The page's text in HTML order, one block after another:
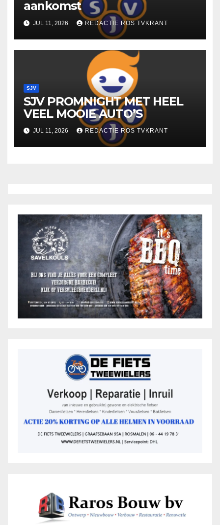
aankomst
JUL 11, 2026 REDACTIE ROS TVKRANT
SJV
SJV PROMNIGHT MET HEEL
VEEL MOOIE AUTO’S
JUL 11, 2026 REDACTIE ROS TVKRANT